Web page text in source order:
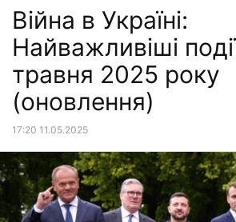
Війна в Україні:
Найважливіші
травня 2025 року
(оновлення)
17:20 11.05.2025